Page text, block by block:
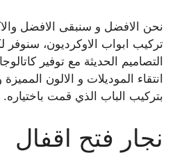
نحن الافضل و سنبقى الافضل
تركيب ابواب الاوكرديون،
التصاميم الحديثة مع توفير
انتقاء الموديلات و الالون
بتركيب الباب الذي قمت باختياره.
نجار فتح اقفال